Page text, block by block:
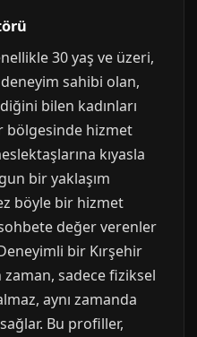
30 yaş ve üzeri,
sahibi olan,
bilen kadınları
bölgesinde hizmet
kıyasla
bir yaklaşım
böyle bir hizmet
değer verenler
bir Kırşehir
sadece fiziksel
aynı zamanda
Bu profiller,